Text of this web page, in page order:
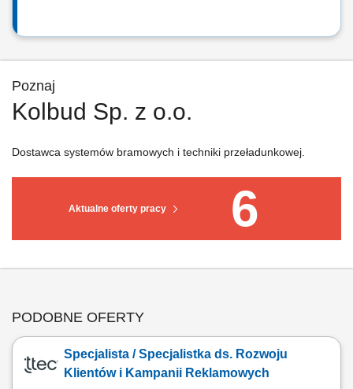
Poznaj
Kolbud Sp. z o.o.
Aktualne oferty pracy 6
Dostawca systemów bramowych i techniki przeładunkowej.
PODOBNE OFERTY
Specjalista / Specjalistka ds. Rozwoju
Klientów i Kampanii Reklamowych